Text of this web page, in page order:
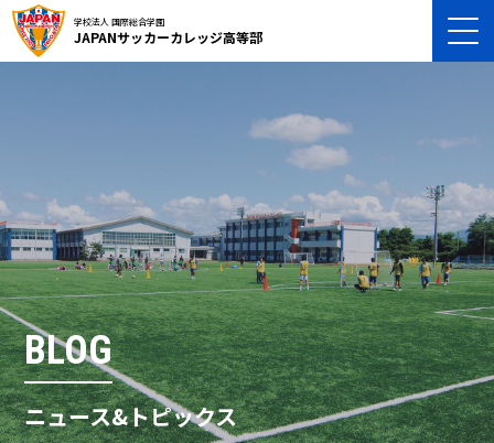
学校法人 国際総合学園
JAPANサッカーカレッジ高等部
BLOG
ニュース&トピックス